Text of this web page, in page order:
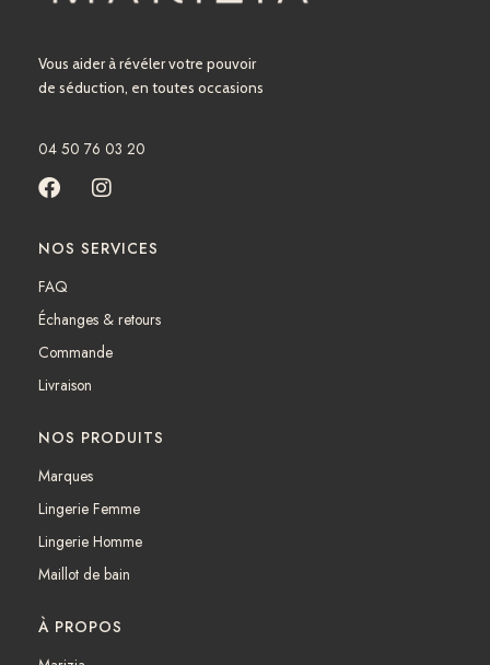
Vous aider à révéler votre pouvoir
de séduction, en toutes occasions
04 50 76 03 20
F
c
e
b
o
k
I
s
t
r
a
NOS SERVICES
FAQ
Échanges & retours
Commande
Livraison
NOS PRODUITS
Marques
Lingerie Femme
Lingerie Homme
Maillot de bain
À PROPOS